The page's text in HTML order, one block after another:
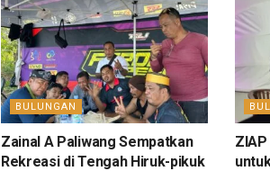
BULUNGAN
Zainal A Paliwang Sempatkan
Rekreasi di Tengah Hiruk-pikuk
ZIAP